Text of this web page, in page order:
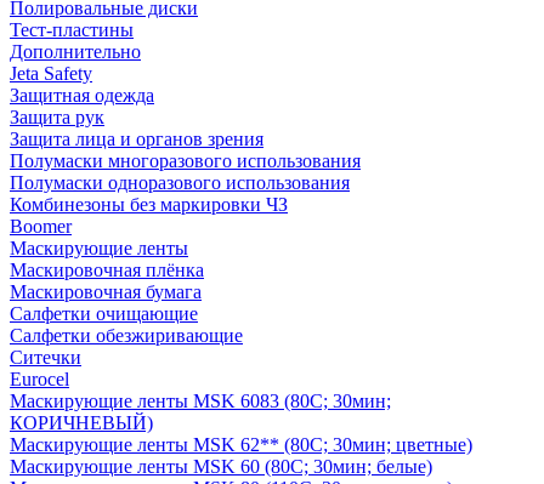
Полировальные диски
Тест-пластины
Дополнительно
Jeta Safety
Защитная одежда
Защита рук
Защита лица и органов зрения
Полумаски многоразового использования
Полумаски одноразового использования
Комбинезоны без маркировки ЧЗ
Boomer
Маскирующие ленты
Маскировочная плёнка
Маскировочная бумага
Салфетки очищающие
Салфетки обезжиривающие
Ситечки
Euroсel
Маскирующие ленты MSK 6083 (80С; 30мин;
КОРИЧНЕВЫЙ)
Маскирующие ленты MSK 62** (80С; 30мин; цветные)
Маскирующие ленты MSK 60 (80С; 30мин; белые)